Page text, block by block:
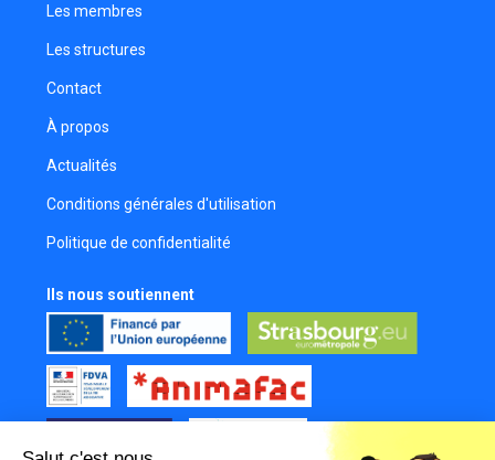
Les membres
Les structures
Contact
À propos
Actualités
Conditions générales d'utilisation
Politique de confidentialité
Ils nous soutiennent